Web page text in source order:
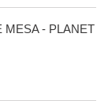
MESA - PLANET